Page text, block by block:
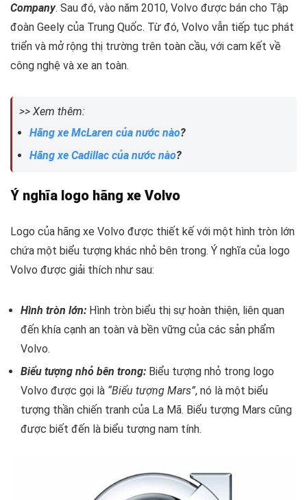
Company. Sau đó, vào năm 2010, Volvo được bán cho Tập
đoàn Geely của Trung Quốc. Từ đó, Volvo vẫn tiếp tục phát
triển và mở rộng thị trường trên toàn cầu, với cam kết về
công nghệ và xe an toàn.
>> Xem thêm:
Hãng xe McLaren của nước nào?
Hãng xe Cadillac của nước nào?
Ý nghĩa logo hãng xe Volvo
Logo của hãng xe Volvo được thiết kế với một hình tròn lớn
chứa một biểu tượng khác nhỏ bên trong. Ý nghĩa của logo
Volvo được giải thích như sau:
Hình tròn lớn: Hình tròn biểu thị sự hoàn thiện, liên quan
đến khía cạnh an toàn và bền vững của các sản phẩm
Volvo.
Biểu tượng nhỏ bên trong: Biểu tượng nhỏ trong logo
Volvo được gọi là “Biểu tượng Mars”, nó là một biểu
tượng thần chiến tranh của La Mã. Biểu tượng Mars cũng
được biết đến là biểu tượng nam tính.